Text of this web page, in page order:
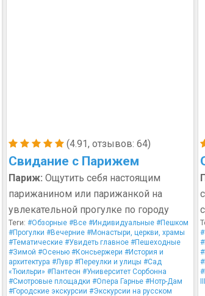
(4.91, отзывов: 64)
Свидание с Парижем
Париж: Ощутить себя настоящим
парижанином или парижанкой на
увлекательной прогулке по городу
Теги: #Обзорные #Все #Индивидуальные #Пешком
#Прогулки #Вечерние #Монастыри, церкви, храмы
#Тематические #Увидеть главное #Пешеходные
#Зимой #Осенью #Консьержери #История и
архитектура #Лувр #Переулки и улицы #Сад
«Тюильри» #Пантеон #Университет Сорбонна
#Смотровые площадки #Опера Гарнье #Нотр-Дам
#Городские экскурсии #Экскурсии на русском